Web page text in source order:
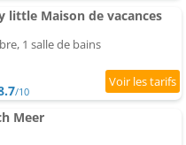
little Maison de vacances
1 salle de bains
/10
Meer